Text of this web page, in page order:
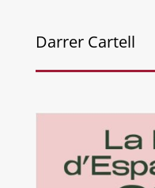
Darrer Cartell